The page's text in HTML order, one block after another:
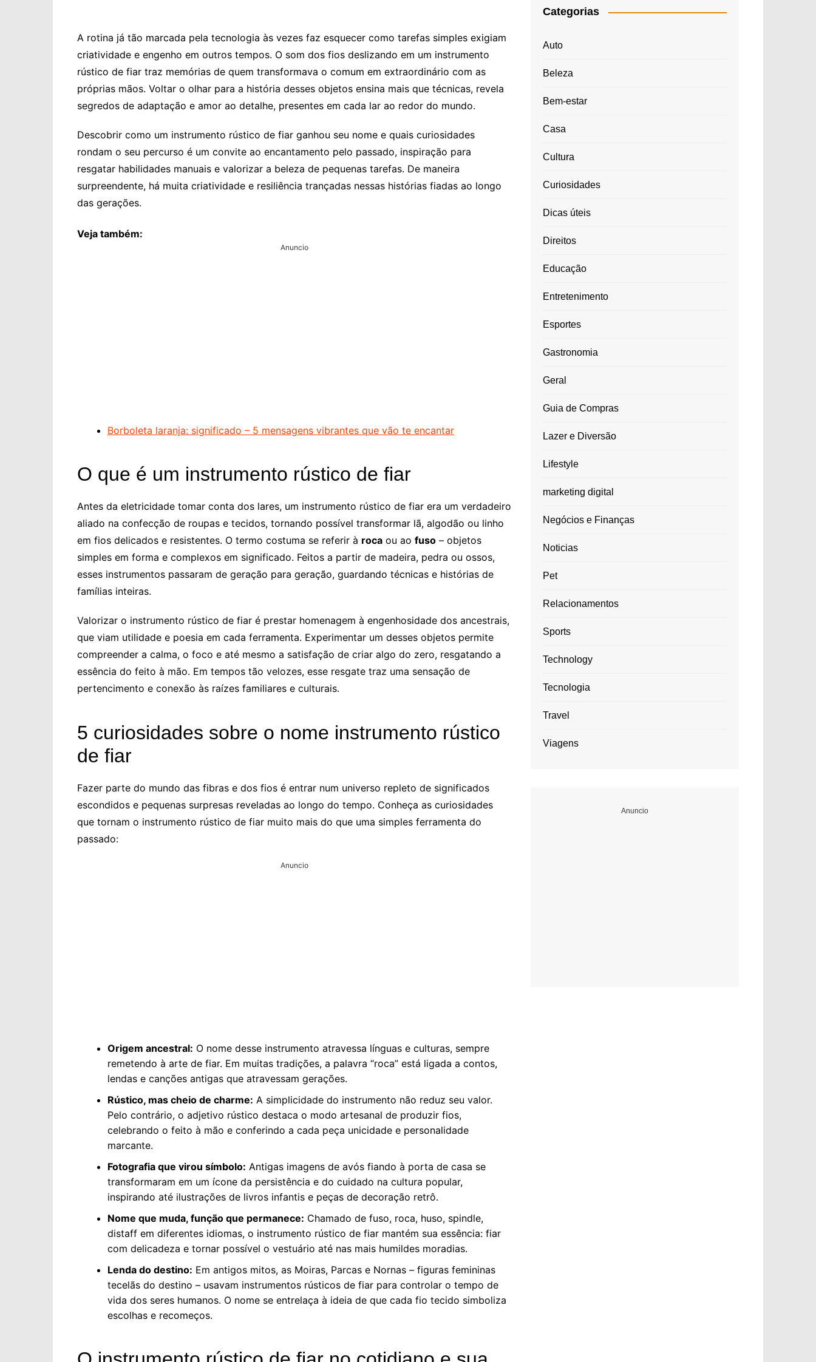
A rotina já tão marcada pela tecnologia às vezes faz esquecer como tarefas simples exigiam
criatividade e engenho em outros tempos. O som dos fios deslizando em um instrumento
rústico de fiar traz memórias de quem transformava o comum em extraordinário com as
próprias mãos. Voltar o olhar para a história desses objetos ensina mais que técnicas, revela
segredos de adaptação e amor ao detalhe, presentes em cada lar ao redor do mundo.
Descobrir como um instrumento rústico de fiar ganhou seu nome e quais curiosidades
rondam o seu percurso é um convite ao encantamento pelo passado, inspiração para
resgatar habilidades manuais e valorizar a beleza de pequenas tarefas. De maneira
surpreendente, há muita criatividade e resiliência trançadas nessas histórias fiadas ao longo
das gerações.
Veja também:
Anuncio
Borboleta laranja: significado – 5 mensagens vibrantes que vão te encantar
O que é um instrumento rústico de fiar
Antes da eletricidade tomar conta dos lares, um instrumento rústico de fiar era um verdadeiro
aliado na confecção de roupas e tecidos, tornando possível transformar lã, algodão ou linho
em fios delicados e resistentes. O termo costuma se referir à roca ou ao fuso – objetos
simples em forma e complexos em significado. Feitos a partir de madeira, pedra ou ossos,
esses instrumentos passaram de geração para geração, guardando técnicas e histórias de
famílias inteiras.
Valorizar o instrumento rústico de fiar é prestar homenagem à engenhosidade dos ancestrais,
que viam utilidade e poesia em cada ferramenta. Experimentar um desses objetos permite
compreender a calma, o foco e até mesmo a satisfação de criar algo do zero, resgatando a
essência do feito à mão. Em tempos tão velozes, esse resgate traz uma sensação de
pertencimento e conexão às raízes familiares e culturais.
5 curiosidades sobre o nome instrumento rústico
de fiar
Fazer parte do mundo das fibras e dos fios é entrar num universo repleto de significados
escondidos e pequenas surpresas reveladas ao longo do tempo. Conheça as curiosidades
que tornam o instrumento rústico de fiar muito mais do que uma simples ferramenta do
passado:
Anuncio
Origem ancestral: O nome desse instrumento atravessa línguas e culturas, sempre
remetendo à arte de fiar. Em muitas tradições, a palavra “roca” está ligada a contos,
lendas e canções antigas que atravessam gerações.
Rústico, mas cheio de charme: A simplicidade do instrumento não reduz seu valor.
Pelo contrário, o adjetivo rústico destaca o modo artesanal de produzir fios,
celebrando o feito à mão e conferindo a cada peça unicidade e personalidade
marcante.
Fotografia que virou símbolo: Antigas imagens de avós fiando à porta de casa se
transformaram em um ícone da persistência e do cuidado na cultura popular,
inspirando até ilustrações de livros infantis e peças de decoração retrô.
Nome que muda, função que permanece: Chamado de fuso, roca, huso, spindle,
distaff em diferentes idiomas, o instrumento rústico de fiar mantém sua essência: fiar
com delicadeza e tornar possível o vestuário até nas mais humildes moradias.
Lenda do destino: Em antigos mitos, as Moiras, Parcas e Nornas – figuras femininas
tecelãs do destino – usavam instrumentos rústicos de fiar para controlar o tempo de
vida dos seres humanos. O nome se entrelaça à ideia de que cada fio tecido simboliza
escolhas e recomeços.
Categorias
Auto
Beleza
Bem-estar
Casa
Cultura
Curiosidades
Dicas úteis
Direitos
Educação
Entretenimento
Esportes
Gastronomia
Geral
Guia de Compras
Lazer e Diversão
Lifestyle
marketing digital
Negócios e Finanças
Noticias
Pet
Relacionamentos
Sports
Technology
Tecnologia
Travel
Viagens
Anuncio